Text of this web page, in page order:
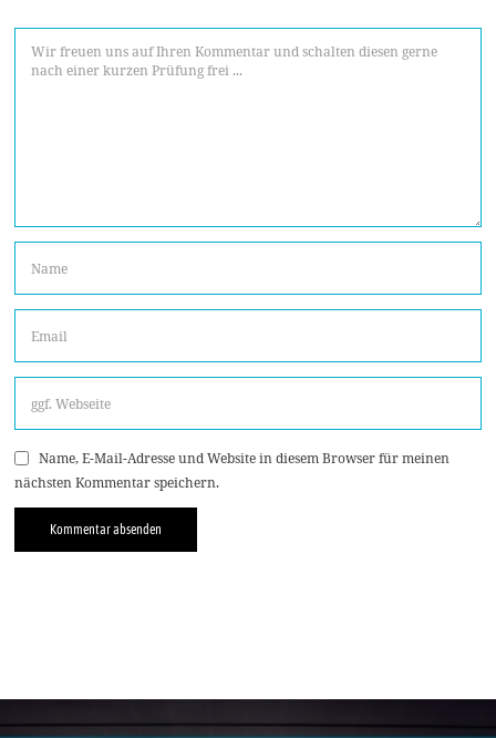
Name, E-Mail-Adresse und Website in diesem Browser für meinen
nächsten Kommentar speichern.